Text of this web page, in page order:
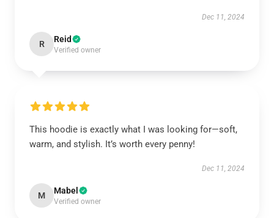
Dec 11, 2024
R Reid
Verified owner
This hoodie is exactly what I was looking for—soft,
warm, and stylish. It’s worth every penny!
Dec 11, 2024
M Mabel
Verified owner